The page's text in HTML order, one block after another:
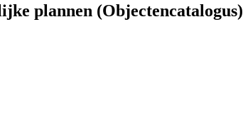
plannen (Objectencatalogus)